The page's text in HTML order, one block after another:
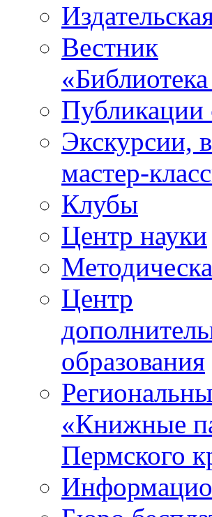
Вестник
Публикации
Экскурсии,
мастер-
Клубы
Центр науки
Центр
образования
«Книжные
Пермского